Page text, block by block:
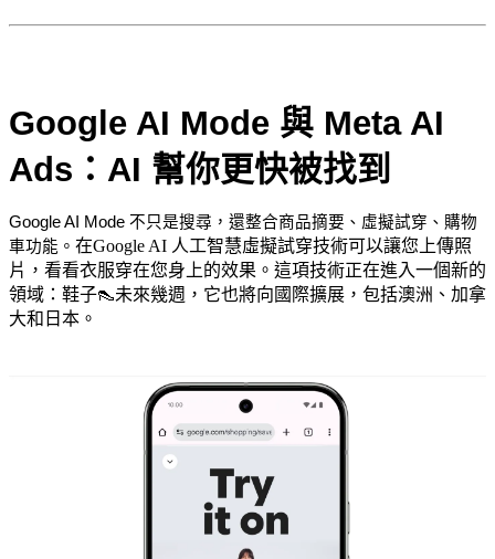
Google AI Mode 與 Meta AI
Ads：AI 幫你更快被找到
Google AI Mode 不只是搜尋，還整合商品摘要、虛擬試穿、購物
車功能。 在Google AI 人工智慧虛擬試穿技術可以讓您上傳照
片，看看衣服穿在您身上的效果。這項技術正在進入一個新的
領域：鞋子👠未來幾週，它也將向國際擴展，包括澳洲、加拿
大和日本。